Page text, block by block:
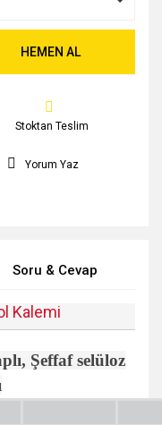
HEMEN AL
Stoktan Teslim
Yorum Yaz
Soru & Cevap
Kalemi
Şeffaf selüloz